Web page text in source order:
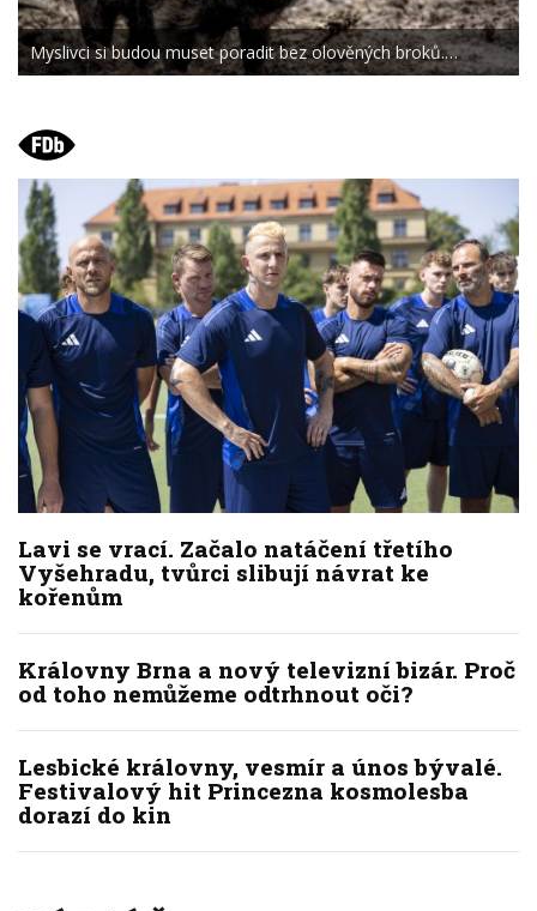
Myslivci si budou muset poradit bez olověných broků.…
Lavi se vrací. Začalo natáčení třetího
Vyšehradu, tvůrci slibují návrat ke
kořenům
Královny Brna a nový televizní bizár. Proč
od toho nemůžeme odtrhnout oči?
Lesbické královny, vesmír a únos bývalé.
Festivalový hit Princezna kosmolesba
dorazí do kin